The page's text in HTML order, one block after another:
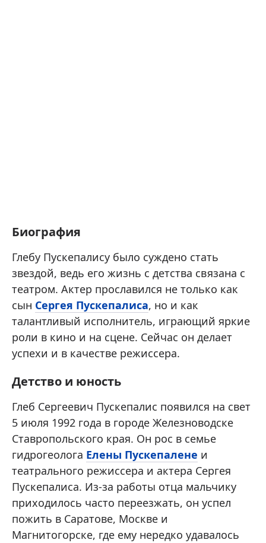
Биография
Глебу Пускепалису было суждено стать
звездой, ведь его жизнь с детства связана с
театром. Актер прославился не только как
сын Сергея Пускепалиса, но и как
талантливый исполнитель, играющий яркие
роли в кино и на сцене. Сейчас он делает
успехи и в качестве режиссера.
Детство и юность
Глеб Сергеевич Пускепалис появился на свет
5 июля 1992 года в городе Железноводске
Ставропольского края. Он рос в семье
гидрогеолога Елены Пускепалене и
театрального режиссера и актера Сергея
Пускепалиса. Из-за работы отца мальчику
приходилось часто переезжать, он успел
пожить в Саратове, Москве и
Магнитогорске, где ему нередко удавалось